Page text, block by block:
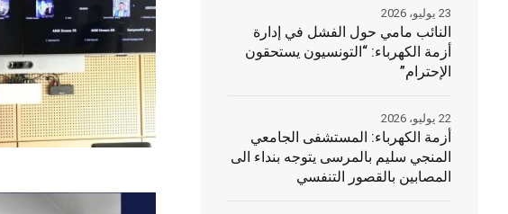
النائب مامي حول الفشل في إدارة
أزمة الكهرباء: “التونسيون يستحقون
الإحترام”
23 يوليو، 2026
أزمة الكهرباء: المستشفى الجامعي
المنجي سليم بالمرسى يتوجه بنداء الى
المصابين بالقصور التنفسي
22 يوليو، 2026